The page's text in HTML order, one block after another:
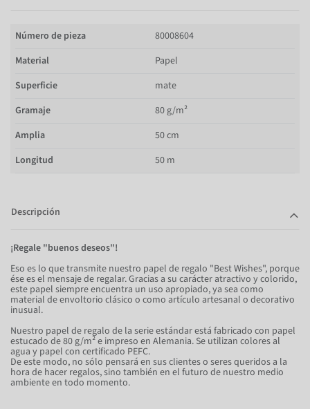
Número de pieza
80008604
Material
Papel
Superficie
mate
Gramaje
80 g/m²
Amplia
50 cm
Longitud
50 m
Descripción
¡Regale "buenos deseos"!
Eso es lo que transmite nuestro papel de regalo "Best Wishes", porque
ése es el mensaje de regalar. Gracias a su carácter atractivo y colorido,
este papel siempre encuentra un uso apropiado, ya sea como
material de envoltorio clásico o como artículo artesanal o decorativo
inusual.
Nuestro papel de regalo de la serie estándar está fabricado con papel
estucado de 80 g/m² e impreso en Alemania. Se utilizan colores al
agua y papel con certificado PEFC.
De este modo, no sólo pensará en sus clientes o seres queridos a la
hora de hacer regalos, sino también en el futuro de nuestro medio
ambiente en todo momento.